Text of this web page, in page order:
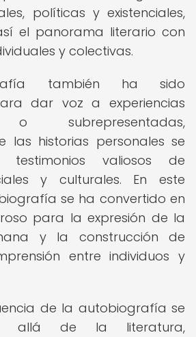
políticas y existenciales,
el panorama literario con
y colectivas.
también ha sido
dar voz a experiencias
o subrepresentadas,
las historias personales se
testimonios valiosos de
y culturales. En este
se ha convertido en
para la expresión de la
y la construcción de
entre individuos y
de la autobiografía se
allá de la literatura,